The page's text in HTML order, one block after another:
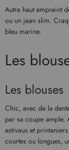
Autre haut empreint
ou un jean slim.
bleu marine.
Les
Les blouses
Chic, avec de la
par sa coupe ample.
estivaux et
courtes ou longues,